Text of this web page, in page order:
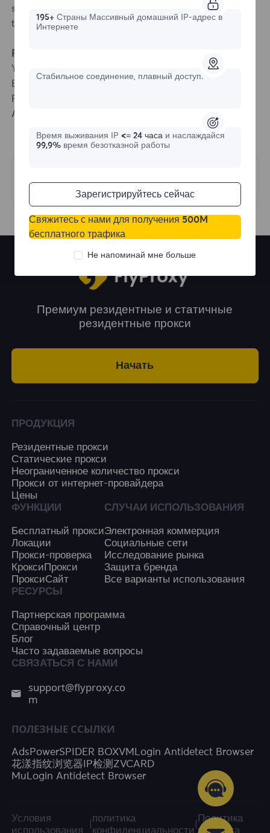
support@flyproxy.com, and we will arrange for our
technicians to fix it for you.
Fingerprint Browser Integration
YangTaoBrowser
Bitbrowser
Purple Bird Browser
AdsPower Browser
IP Management
Премиум резидентные и статичные
резидентные прокси
Начать
ПРОДУКЦИЯ
Резидентные прокси
Статические прокси
Неограниченное количество прокси
Прокси от интернет-провайдера
Цены
ФУНКЦИИ
Бесплатный прокси
Локации
Прокси-проверка
КроксиПрокси
ПроксиСайт
СЛУЧАИ ИСПОЛЬЗОВАНИЯ
Электронная коммерция
Социальные сети
Исследование рынка
Защита бренда
Все варианты использования
РЕСУРСЫ
Партнерская программа
Справочный центр
Блог
Часто задаваемые вопросы
СВЯЗАТЬСЯ С НАМИ
support@flyproxy.co
m
ПОЛЕЗНЫЕ ССЫЛКИ
AdsPowerSPIDER BOXVMLogin Antidetect Browser
花漾指纹浏览器 IP检测 ZVCARD
MuLogin Antidetect Browser
Условия
политика
Политика
195+Страны Массивный домашний IP-адрес в
Интернете
Стабильное соединение, плавный доступ.
Время выживания IP <= 24 часа и наслаждайся
99,9%время безотказной работы
Зарегистрируйтесь сейчас
Свяжитесь с нами для получения 500M
бесплатного трафика
Не напоминай мне больше